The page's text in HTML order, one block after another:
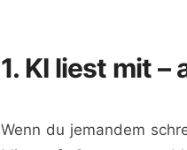
1. KI liest mit
Wenn du jemandem